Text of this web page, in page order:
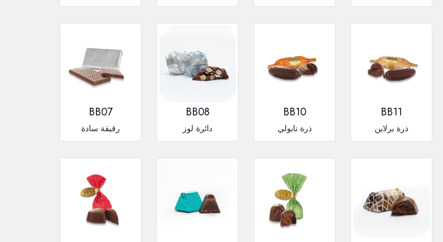
BB07
رقيقة سادة
BB08
دائرة لوز
BB10
ذرة نابولي
BB11
ذرة برلاين